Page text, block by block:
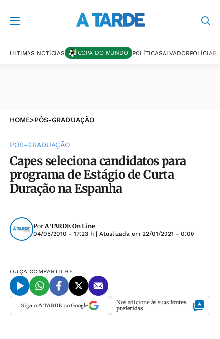
ÚLTIMAS NOTÍCIAS COPA DO MUNDO POLÍTICASALVADORPOLÍCIA
HOME>PÓS-GRADUAÇÃO
PÓS-GRADUAÇÃO
Capes seleciona candidatos para
programa de Estágio de Curta
Duração na Espanha
PorA TARDE On Line
04/05/2010 - 17:23 h | Atualizada em 22/01/2021 - 0:00
OUÇA COMPARTILHE
Siga o A TARDEno Google Nos adicione às suas fontes
preferidas